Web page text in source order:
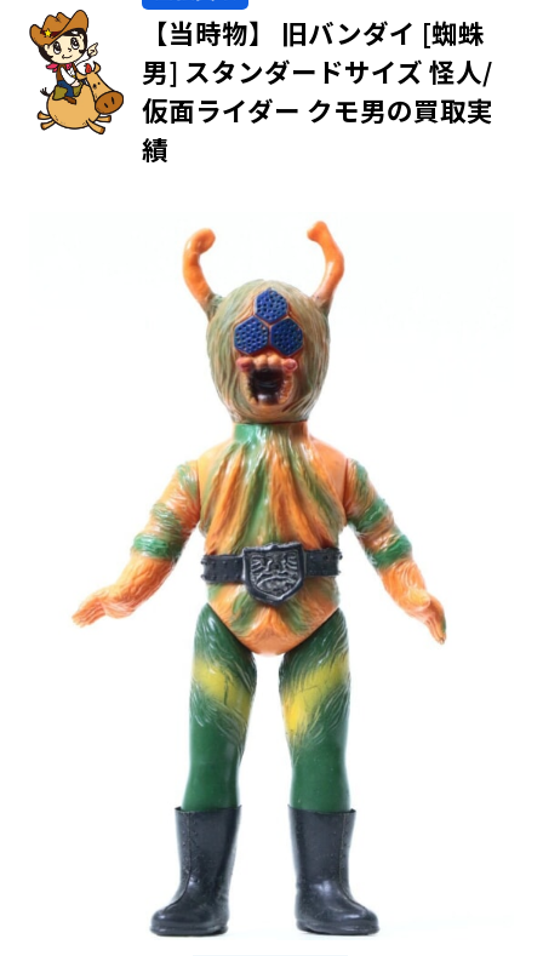
【当時物】 旧バンダイ [蜘蛛
男] スタンダードサイズ 怪人/
仮面ライダー クモ男の買取実
績